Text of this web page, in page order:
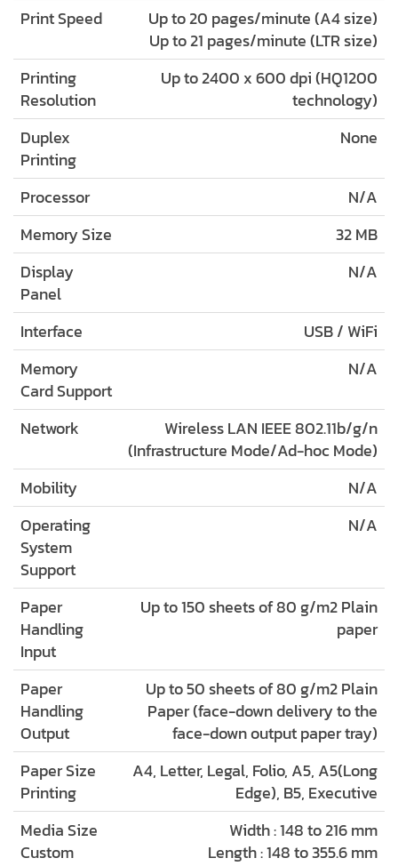
Print Speed
Up to 20 pages/minute (A4 size)
Up to 21 pages/minute (LTR size)
Printing
Resolution
Up to 2400 x 600 dpi (HQ1200
technology)
Duplex
Printing
None
Processor
N/A
Memory Size
32 MB
Display
Panel
N/A
Interface
USB / WiFi
Memory
Card Support
N/A
Network
Wireless LAN IEEE 802.11b/g/n
(Infrastructure Mode/Ad-hoc Mode)
Mobility
N/A
Operating
System
Support
N/A
Paper
Handling
Input
Up to 150 sheets of 80 g/m2 Plain
paper
Paper
Handling
Output
Up to 50 sheets of 80 g/m2 Plain
Paper (face-down delivery to the
face-down output paper tray)
Paper Size
Printing
A4, Letter, Legal, Folio, A5, A5(Long
Edge), B5, Executive
Media Size
Custom
Width : 148 to 216 mm
Length : 148 to 355.6 mm